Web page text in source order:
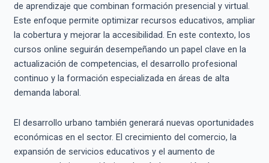
de aprendizaje que combinan formación presencial y virtual.
Este enfoque permite optimizar recursos educativos, ampliar
la cobertura y mejorar la accesibilidad. En este contexto, los
cursos online seguirán desempeñando un papel clave en la
actualización de competencias, el desarrollo profesional
continuo y la formación especializada en áreas de alta
demanda laboral.
El desarrollo urbano también generará nuevas oportunidades
económicas en el sector. El crecimiento del comercio, la
expansión de servicios educativos y el aumento de